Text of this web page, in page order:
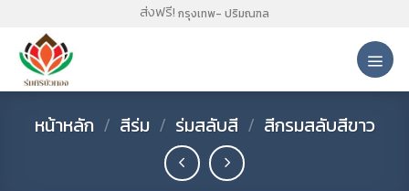
content
ส่งฟรี! กรุงเทพ- ปริมณฑล
หน้าหลัก / สีร่ม / ร่มสลับสี / สีกรมสลับสีขาว